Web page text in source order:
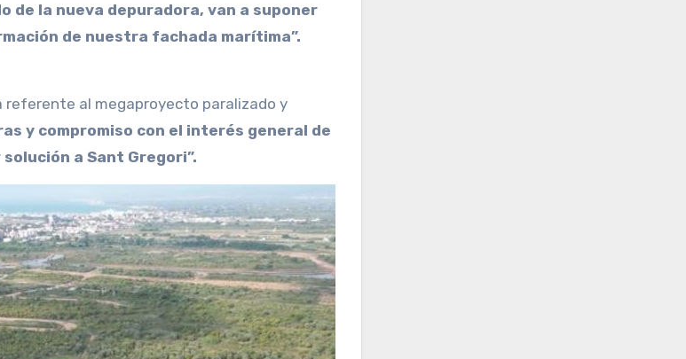
de la nueva depuradora, van a suponer
de nuestra fachada marítima”.
referente al megaproyecto paralizado y
y compromiso con el interés general de
a Sant Gregori”.